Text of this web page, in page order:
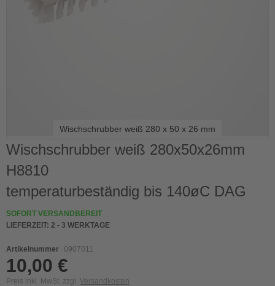
Wischschrubber weiß 280x50x26mm
H8810
temperaturbeständig bis 140øC DAG
SOFORT VERSANDBEREIT
LIEFERZEIT: 2 - 3 WERKTAGE
Artikelnummer 0907011
10,00 €
Preis inkl. MwSt. zzgl. Versandkosten
Wischschrubber weiß 280 x 50 x 26 mm
Skip
to
the
of
images
gallery